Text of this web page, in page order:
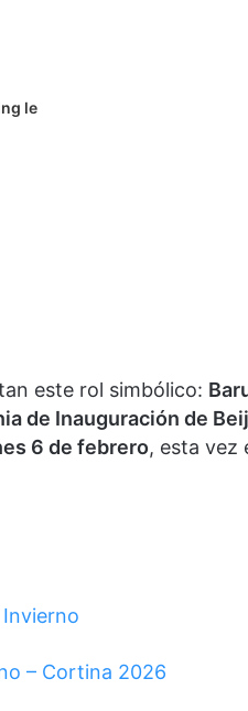
le
este rol simbólico:
de Inauguración de
6 de febrero, esta vez
– Cortina 2026